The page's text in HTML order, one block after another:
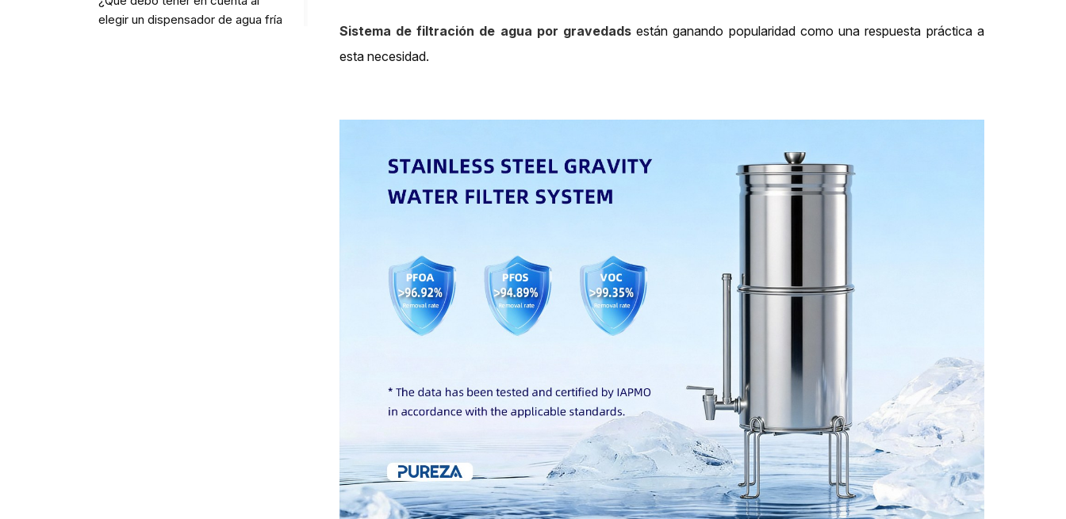
Sistema de filtración de agua por gravedadsestán ganando popularidad como una respuesta práctica a
esta necesidad.
elegir un dispensador de agua fría